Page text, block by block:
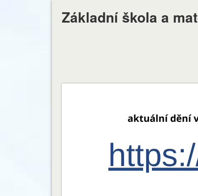
Základní škola a